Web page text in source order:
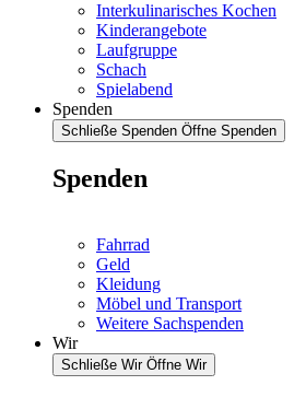
Interkulinarisches Kochen
Kinderangebote
Laufgruppe
Schach
Spielabend
Spenden
Schließe Spenden Öffne Spenden
Spenden
Fahrrad
Geld
Kleidung
Möbel und Transport
Weitere Sachspenden
Wir
Schließe Wir Öffne Wir